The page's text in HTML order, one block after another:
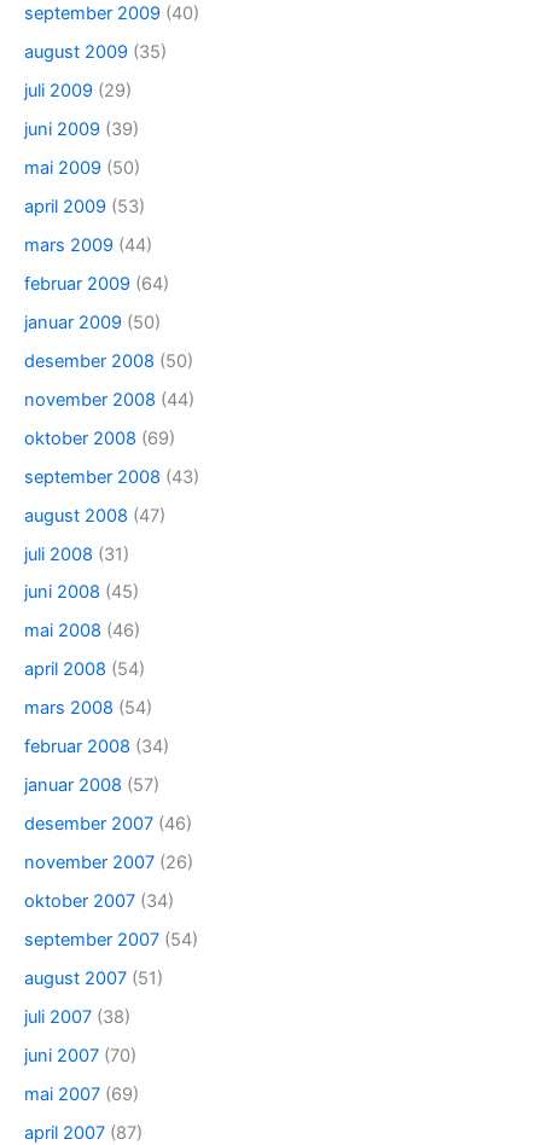
september 2009 (40)
august 2009 (35)
juli 2009 (29)
juni 2009 (39)
mai 2009 (50)
april 2009 (53)
mars 2009 (44)
februar 2009 (64)
januar 2009 (50)
desember 2008 (50)
november 2008 (44)
oktober 2008 (69)
september 2008 (43)
august 2008 (47)
juli 2008 (31)
juni 2008 (45)
mai 2008 (46)
april 2008 (54)
mars 2008 (54)
februar 2008 (34)
januar 2008 (57)
desember 2007 (46)
november 2007 (26)
oktober 2007 (34)
september 2007 (54)
august 2007 (51)
juli 2007 (38)
juni 2007 (70)
mai 2007 (69)
april 2007 (87)